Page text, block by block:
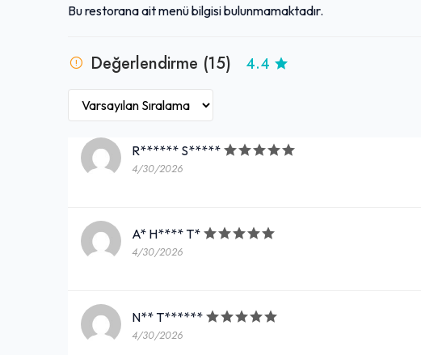
Bu restorana ait menü bilgisi bulunmamaktadır.
Değerlendirme (15) 4.4
R****** S*****
4/30/2026
A* H**** T*
4/30/2026
N** T******
4/30/2026